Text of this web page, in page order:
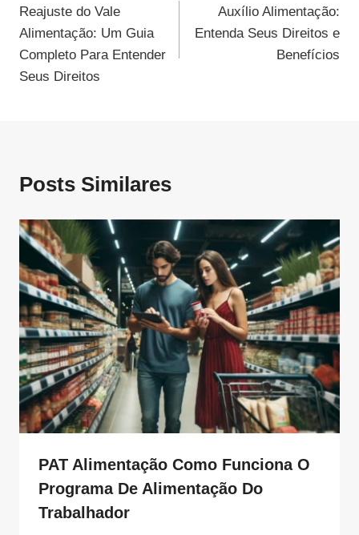
De
Post
Reajuste do Vale
Alimentação: Um Guia
Completo Para Entender
Seus Direitos
Auxílio Alimentação:
Entenda Seus Direitos e
Benefícios
Posts Similares
PAT Alimentação Como Funciona O
Programa De Alimentação Do
Trabalhador